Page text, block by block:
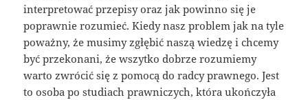
interpretować przepisy oraz jak powinno się je
poprawnie rozumieć. Kiedy nasz problem jak na tyle
poważny, że musimy zgłębić naszą wiedzę i chcemy
być przekonani, że wszytko dobrze rozumiemy
warto zwrócić się z pomocą do radcy prawnego. Jest
to osoba po studiach prawniczych, która ukończyła